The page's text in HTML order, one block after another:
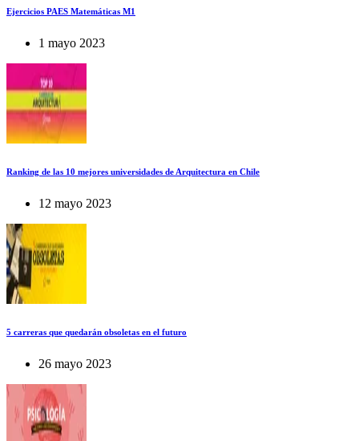
Ejercicios PAES Matemáticas M1
1 mayo 2023
Ranking de las 10 mejores universidades de Arquitectura en Chile
12 mayo 2023
5 carreras que quedarán obsoletas en el futuro
26 mayo 2023